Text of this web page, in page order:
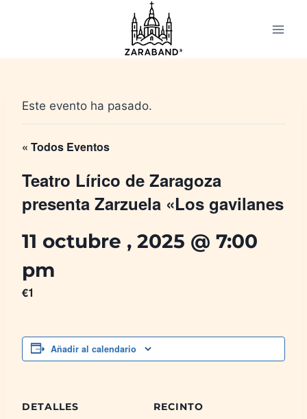
Este evento ha pasado.
« Todos Eventos
Teatro Lírico de Zaragoza
presenta Zarzuela «Los gavilanes
11 octubre , 2025 @ 7:00
pm
€1
Añadir al calendario
DETALLES RECINTO